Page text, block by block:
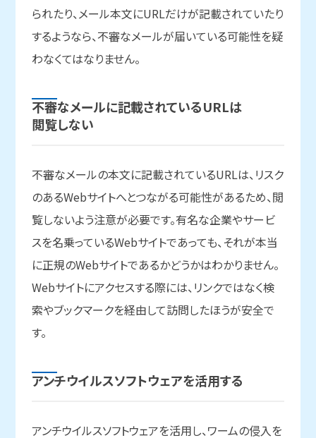
られたり、メール本文にURLだけが記載されていたり
するようなら、不審なメールが届いている可能性を疑
わなくてはなりません。
不審なメールに記載されているURLは
閲覧しない
不審なメールの本文に記載されているURLは、リスク
のあるWebサイトへとつながる可能性があるため、閲
覧しないよう注意が必要です。有名な企業やサービ
スを名乗っているWebサイトであっても、それが本当
に正規のWebサイトであるかどうかはわかりません。
Webサイトにアクセスする際には、リンクではなく検
索やブックマークを経由して訪問したほうが安全で
す。
アンチウイルスソフトウェアを活用する
アンチウイルスソフトウェアを活用し、ワームの侵入を